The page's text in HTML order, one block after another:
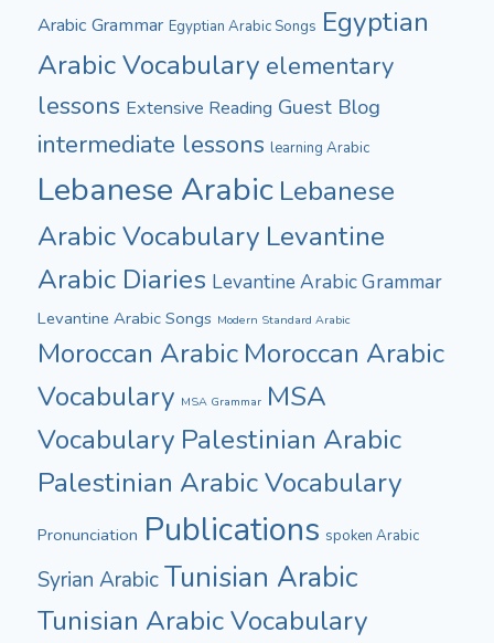
Arabic Grammar Egyptian Arabic Songs Egyptian
Arabic Vocabulary elementary
lessons Extensive Reading Guest Blog
intermediate lessons learning Arabic
Lebanese Arabic Lebanese
Arabic Vocabulary Levantine
Arabic Diaries Levantine Arabic Grammar
Levantine Arabic Songs Modern Standard Arabic
Moroccan Arabic Moroccan Arabic
Vocabulary MSA Grammar MSA
Vocabulary Palestinian Arabic
Palestinian Arabic Vocabulary
Pronunciation Publications spoken Arabic
Syrian ArabicTunisian Arabic
Tunisian Arabic Vocabulary